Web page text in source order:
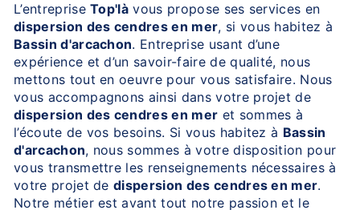
L’entrepriseTop'là vous propose ses services en
dispersion des cendres en mer, si vous habitez à
Bassin d'arcachon. Entreprise usant d’une
expérience et d’un savoir-faire de qualité, nous
mettons tout en oeuvre pour vous satisfaire. Nous
vous accompagnons ainsi dans votre projet de
dispersion des cendres en mer et sommes à
l’écoute de vos besoins. Si vous habitez à Bassin
d'arcachon, nous sommes à votre disposition pour
vous transmettre les renseignements nécessaires à
votre projet dedispersion des cendres en mer.
Notre métier est avant tout notre passion et le